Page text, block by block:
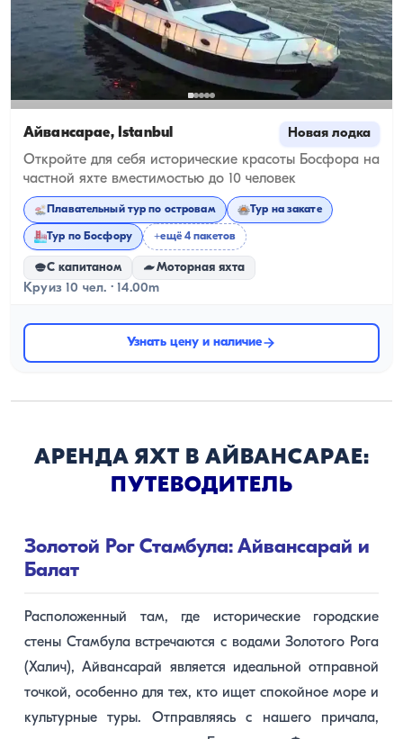
Айвансарае, İstanbul Новая лодка
Откройте для себя исторические красоты Босфора на
частной яхте вместимостью до 10 человек
Плавательный тур по островам Тур на закате
Тур по Босфору +ещё 4 пакетов
С капитаном Моторная яхта
Круиз 10 чел. · 14.00m
Узнать цену и наличие
АРЕНДА ЯХТ В АЙВАНСАРАЕ:
ПУТЕВОДИТЕЛЬ
Золотой Рог Стамбула: Айвансарай и
Балат
Расположенный там, где исторические городские
стены Стамбула встречаются с водами Золотого Рога
(Халич), Айвансарай является идеальной отправной
точкой, особенно для тех, кто ищет спокойное море и
культурные туры. Отправляясь с нашего причала,